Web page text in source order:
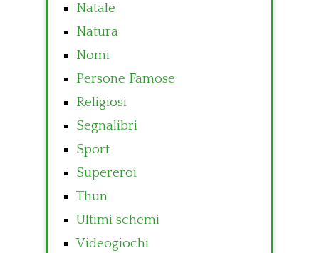
Natale
Natura
Nomi
Persone Famose
Religiosi
Segnalibri
Sport
Supereroi
Thun
Ultimi schemi
Videogiochi